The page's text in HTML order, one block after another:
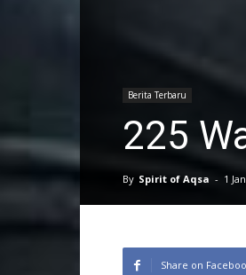
Berita Terbaru
225
By Spirit of Aqsa - 1
Share on